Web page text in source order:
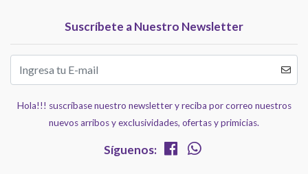
Suscríbete a Nuestro Newsletter
Hola!!! suscríbase nuestro newsletter y reciba por correo nuestros
nuevos arribos y exclusividades, ofertas y primicias.
Síguenos: